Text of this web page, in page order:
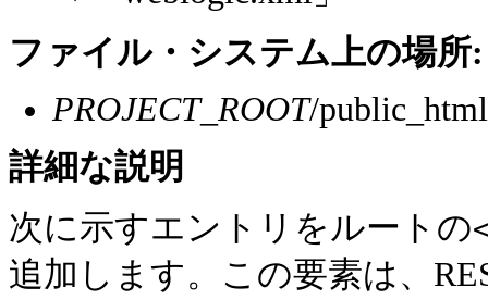
ファイル・システム上の場所:
PROJECT_ROOT/
詳細な説明
次に示すエントリをルートの
追加します。この要素は、